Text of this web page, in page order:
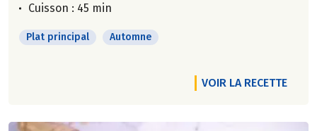
Cuisson : 45 min
Plat principal Automne
VOIR LA RECETTE